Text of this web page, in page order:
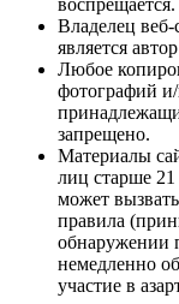
воспрещается.
Владелец
является
Любое
фотографий
запрещено.
Материалы
лиц старше 21
может
правила
обнаружении
немедленно
участие в